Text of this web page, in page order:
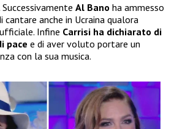
Al Bano ha ammesso
cantare anche in Ucraina qualora
Infine Carrisi ha dichiarato di
pace e di aver voluto portare un
con la sua musica.